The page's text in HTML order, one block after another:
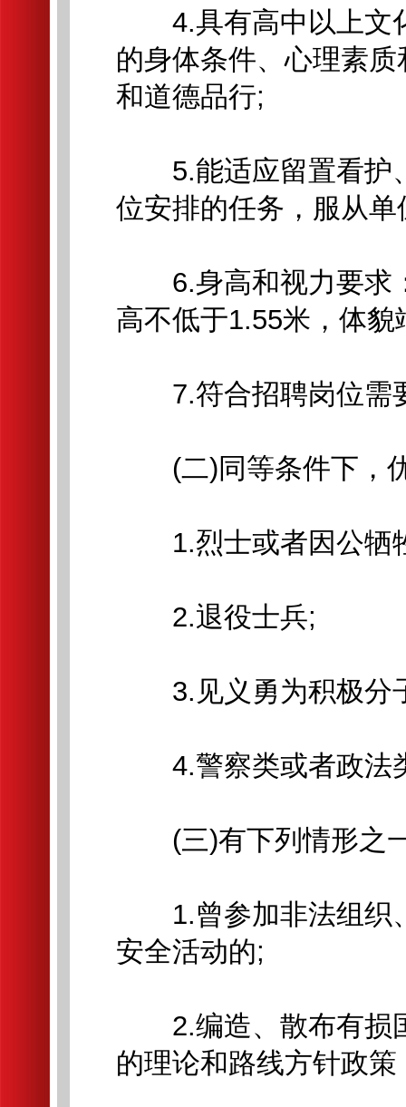
4.具有高中以上文
的身体条件、心理素
和道德品行;
5.能适应留置看护
位安排的任务，服从
6.身高和视力要求
高不低于1.55米，体
7.符合招聘岗位需
(二)同等条件下，
1.烈士或者因公牺
2.退役士兵;
3.见义勇为积极分
4.警察类或者政法
(三)有下列情形之
1.曾参加非法组织
安全活动的;
2.编造、散布有损
的理论和路线方针政